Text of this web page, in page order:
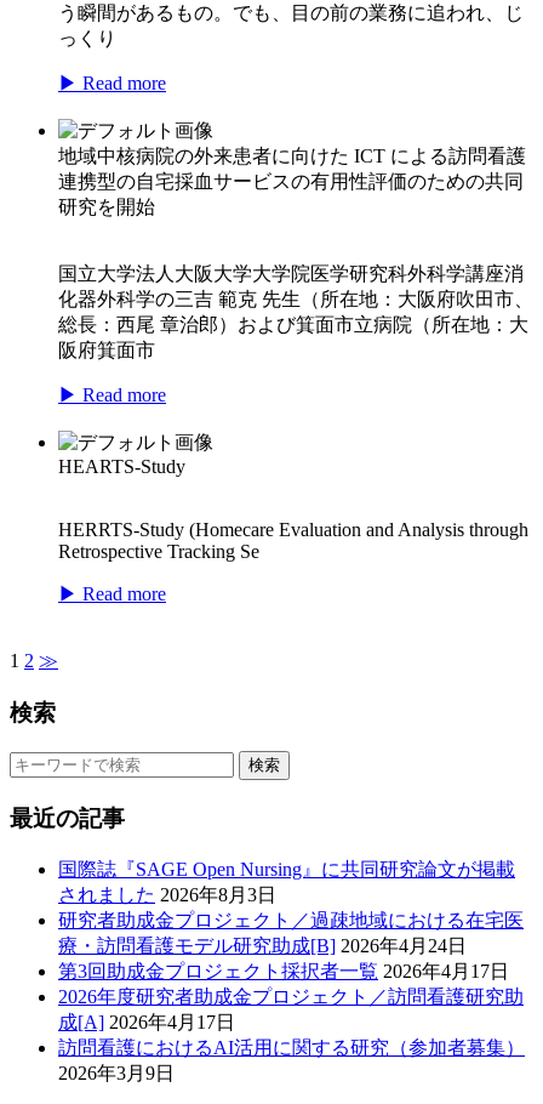
う瞬間があるもの。でも、目の前の業務に追われ、じ
っくり
▶ Read more
地域中核病院の外来患者に向けた ICT による訪問看護
連携型の自宅採血サービスの有用性評価のための共同
研究を開始
国立大学法人大阪大学大学院医学研究科外科学講座消
化器外科学の三吉 範克 先生（所在地：大阪府吹田市、
総長：西尾 章治郎）および箕面市立病院（所在地：大
阪府箕面市
▶ Read more
HEARTS-Study
HERRTS-Study (Homecare Evaluation and Analysis through
Retrospective Tracking Se
▶ Read more
1 2 ≫
検索
検索
最近の記事
国際誌『SAGE Open Nursing』に共同研究論文が掲載
されました 2026年8月3日
研究者助成金プロジェクト／過疎地域における在宅医
療・訪問看護モデル研究助成[B] 2026年4月24日
第3回助成金プロジェクト採択者一覧 2026年4月17日
2026年度研究者助成金プロジェクト／訪問看護研究助
成[A] 2026年4月17日
訪問看護におけるAI活用に関する研究（参加者募集）
2026年3月9日